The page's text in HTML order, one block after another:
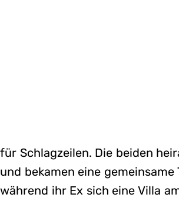
für Schlagzeilen. Die beiden
und bekamen eine gemeinsame
während ihr Ex sich eine Villa